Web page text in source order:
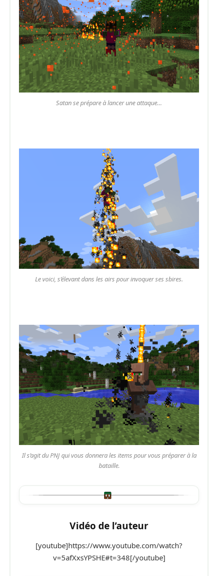
Satan se prépare à lancer une attaque…
Le voici, s’élevant dans les airs pour invoquer ses sbires.
Il s’agit du PNJ qui vous donnera les items pour vous préparer à la
bataille.
Vidéo de l’auteur
[youtube]https://www.youtube.com/watch?
v=5afXxsYPSHE#t=348[/youtube]